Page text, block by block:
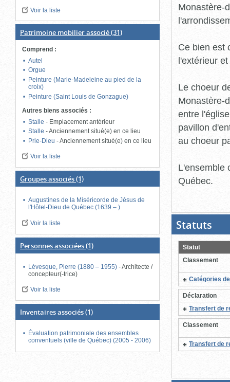
Voir la liste
Patrimoine mobilier associé(31)
Comprend :
Autel
Orgue
Peinture (Marie-Madeleine au pied de la
croix)
Peinture (Saint Louis de Gonzague)
Autres biens associés :
Stalle- Emplacement antérieur
Stalle-Anciennement situé(e) en ce lieu
Prie-Dieu-Anciennement situé(e) en ce lieu
Voir la liste
Groupes associés(1)
Augustines de la Miséricorde de Jésus de
l'Hôtel-Dieu de Québec (1639 – )
Voir la liste
Personnes associées(1)
Lévesque, Pierre (1880 – 1955)-Architecte /
concepteur(-trice)
Voir la liste
Inventaires associés(1)
Évaluation patrimoniale des ensembles
conventuels (ville de Québec) (2005 - 2006)
Monastère-
Ce bien est
l'extérieur
Le choeur
Monastère-
entre
pavillon
au choeur
L'ensemble
Québec.
Statuts
pour
Statut
Classement
Catégories
Déclaration
Transfert de
Classement
Transfert de